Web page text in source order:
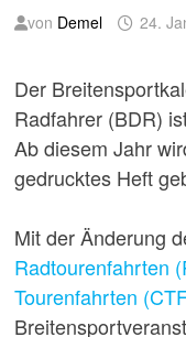
von Demel 24.
Der
Radfahrer (BDR)
Ab diesem Jahr
gedrucktes Heft
Mit der Änderung
Radtourenfahrten
Tourenfahrten